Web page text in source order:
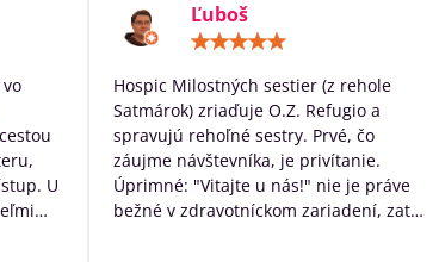
U
Ľuboš
/
5
Hospic Milostných sestier (z rehole
Satmárok) zriaďuje O.Z. Refugio a
spravujú rehoľné sestry. Prvé, čo
záujme návštevníka, je privítanie.
Úprimné: "Vitajte u nás!" nie je práve
bežné v zdravotníckom zariadení, zato